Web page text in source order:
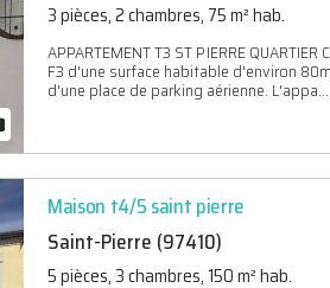
3 pièces, 2 chambres, 75 m² hab.
APPARTEMENT T3 ST PIERRE
F3 d'une surface habitable d'environ
d'une place de parking aérienne. L'appa...
Maison t4/5 saint pierre
Saint-Pierre (97410)
5 pièces, 3 chambres, 150 m² hab.